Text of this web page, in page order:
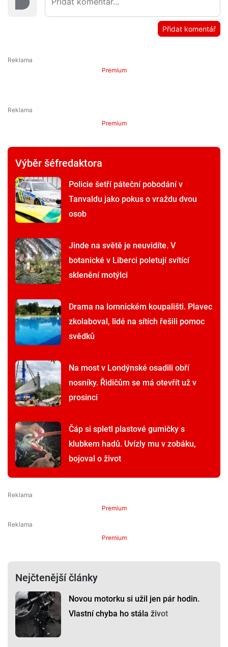
Přidat komentář
Premium
Premium
Výběr šéfredaktora
Policie šetří páteční pobodání v
Tanvaldu jako pokus o vraždu dvou
osob
Jinde na světě je neuvidíte. V
botanické v Liberci poletují svítící
sklenění motýlci
Drama na lomnickém koupališti. Plavec
zkolaboval, lidé na sítích řešili pomoc
svědků
Na most v Londýnské osadili obří
nosníky. Řidičům se má otevřít už v
prosinci
Čáp si spletl plastové gumičky s
klubkem hadů. Uvízly mu v zobáku,
bojoval o život
Premium
Premium
Nejčtenější články
Novou motorku si užil jen pár hodin.
Vlastní chyba ho stála život